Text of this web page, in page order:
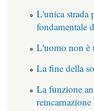
L'unica strada
fondamentale
L'uomo non è
La fine della
La funzione
reincarnazione